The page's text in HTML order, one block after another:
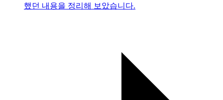
했던 내용을 정리해 보았습니다.